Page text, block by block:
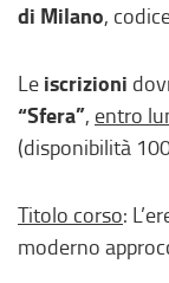
di Milano,
Le iscrizioni
“Sfera”, entro
(disponibilità
Titolo corso:
moderno